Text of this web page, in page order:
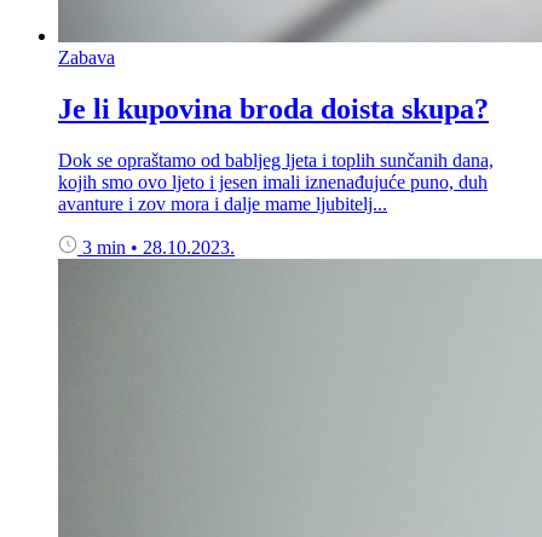
Zabava
Je li kupovina broda doista skupa?
Dok se opraštamo od babljeg ljeta i toplih sunčanih dana,
kojih smo ovo ljeto i jesen imali iznenađujuće puno, duh
avanture i zov mora i dalje mame ljubitelj...
3 min • 28.10.2023.